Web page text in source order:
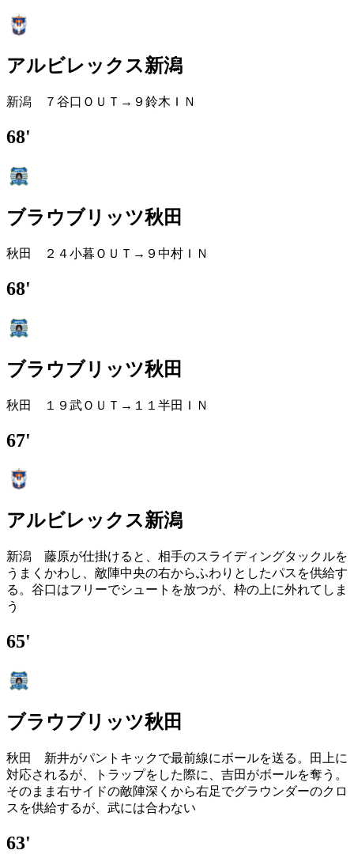
アルビレックス新潟
新潟 ７谷口ＯＵＴ→９鈴木ＩＮ
68'
ブラウブリッツ秋田
秋田 ２４小暮ＯＵＴ→９中村ＩＮ
68'
ブラウブリッツ秋田
秋田 １９武ＯＵＴ→１１半田ＩＮ
67'
アルビレックス新潟
新潟 藤原が仕掛けると、相手のスライディングタックルを
うまくかわし、敵陣中央の右からふわりとしたパスを供給す
る。谷口はフリーでシュートを放つが、枠の上に外れてしま
う
65'
ブラウブリッツ秋田
秋田 新井がパントキックで最前線にボールを送る。田上に
対応されるが、トラップをした際に、吉田がボールを奪う。
そのまま右サイドの敵陣深くから右足でグラウンダーのクロ
スを供給するが、武には合わない
63'